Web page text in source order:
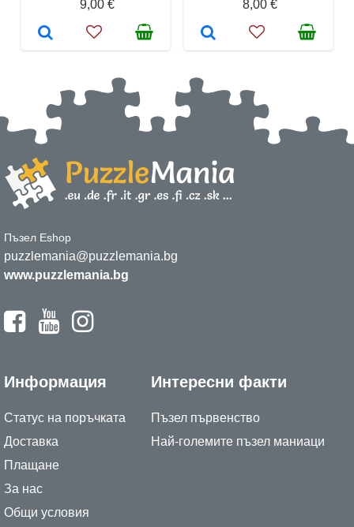
9,00 €
8,00 €
Пъзел Eshop
puzzlemania@puzzlemania.bg
www.puzzlemania.bg
Информация
Статус на поръчката
Доставка
Плащане
За нас
Общи условия
Интересни факти
Пъзел първенство
Най-големите пъзел маниаци